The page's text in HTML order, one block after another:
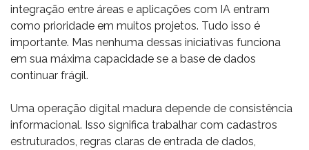
integração entre áreas e aplicações com IA entram
como prioridade em muitos projetos. Tudo isso é
importante. Mas nenhuma dessas iniciativas funciona
em sua máxima capacidade se a base de dados
continuar frágil.
Uma operação digital madura depende de consistência
informacional. Isso significa trabalhar com cadastros
estruturados, regras claras de entrada de dados,